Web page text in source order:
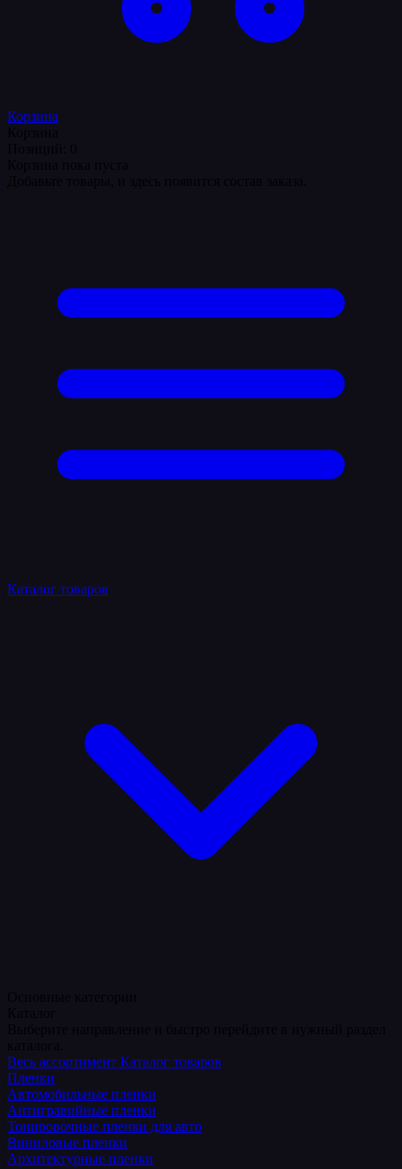
Корзина
Каталог товаров
Весь ассортимент Каталог товаров
Пленки
Автомобильные пленки
Антигравийные пленки
Тонировочные пленки для авто
Виниловые пленки
Архитектурные пленки